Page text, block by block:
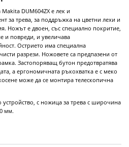
DUM604ZX е лек и
за трева, за поддръжка на цветни лехи и
Ножът е двоен, със специално покритие,
и повреди, и увеличава
Острието има специална
разрези. Ножовете са предпазени от
Застопоряващ бутон предотвратява
а ергономичната ръкохватка е с меко
може да се монтира телескопична
устройство, с ножица за трева с широчина
мм.